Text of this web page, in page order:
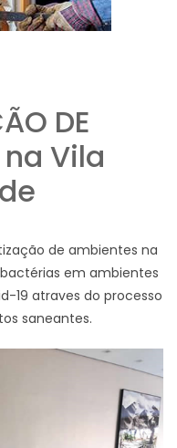
DE
na Vila
de ambientes na
em ambientes
19 atraves do processo
saneantes.